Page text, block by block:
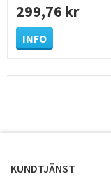
299,76 kr
INFO
KUNDTJÄNST